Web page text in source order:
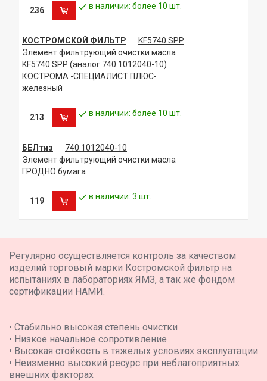
236 в наличии: более 10 шт.
КОСТРОМСКОЙ ФИЛЬТР
KF5740 SPP
Элемент фильтрующий очистки масла
KF5740 SPP (аналог 740.1012040-10)
КОСТРОМА -СПЕЦИАЛИСТ ПЛЮС-
железный
213 в наличии: более 10 шт.
БЕЛтиз
740.1012040-10
Элемент фильтрующий очистки масла
ГРОДНО бумага
119 в наличии: 3 шт.
Регулярно осуществляется контроль за качеством
изделий торговый марки Костромской фильтр на
испытаниях в лабораториях ЯМЗ, а так же фондом
сертификации НАМИ.
• Стабильно высокая степень очистки
• Низкое начальное сопротивление
• Высокая стойкость в тяжелых условиях эксплуатации
• Неизменно высокий ресурс при неблагоприятных
внешних факторах